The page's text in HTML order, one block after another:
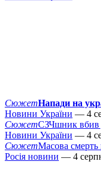
СюжетНапади на
Новини України — 4
СюжетСЗЧшник вбив
Новини України — 4
СюжетМасова смерть
Росія новини — 4